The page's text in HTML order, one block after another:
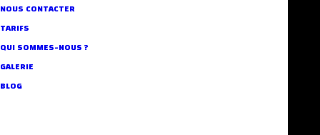
NOUS CONTACTER
TARIFS
QUI SOMMES-NOUS ?
GALERIE
BLOG
Services